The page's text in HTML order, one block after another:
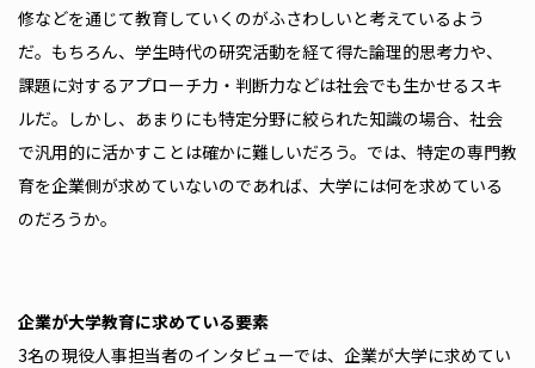
修などを通じて教育していくのがふさわしいと考えているよう
だ。もちろん、学生時代の研究活動を経て得た論理的思考力や、
課題に対するアプローチ力・判断力などは社会でも生かせるスキ
ルだ。しかし、あまりにも特定分野に絞られた知識の場合、社会
で汎用的に活かすことは確かに難しいだろう。では、特定の専門教
育を企業側が求めていないのであれば、大学には何を求めている
のだろうか。
――企業が大学教育に求めている要素
3名の現役人事担当者のインタビューでは、企業が大学に求めてい